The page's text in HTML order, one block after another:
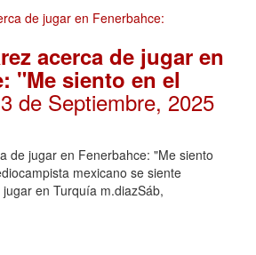
acerca de jugar en
"Me siento en el
de Septiembre, 2025
de jugar en Fenerbahce: "Me siento
mexicano se siente
en Turquía m.diazSáb,